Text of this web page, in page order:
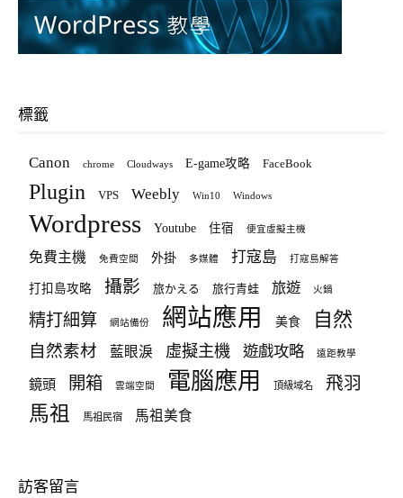
標籤
Canon chrome Cloudways E-game攻略 FaceBook
Plugin VPS Weebly Win10 Windows
Wordpress Youtube 住宿 便宜虛擬主機
免費主機 免費空間 外掛 多媒體 打寇島 打寇島解答
打扣島攻略 攝影 旅かえる 旅行青蛙 旅遊 火鍋
精打細算 網站備份 網站應用 美食 自然
自然素材 藍眼淚 虛擬主機 遊戲攻略 遠距教學
鏡頭 開箱 雲端空間 電腦應用 頂級域名 飛羽
馬祖 馬祖民宿 馬祖美食
訪客留言